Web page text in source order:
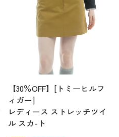
【30％OFF】[トミーヒルフ
ィガー]
レディース ストレッチツイ
ル スカ-ト